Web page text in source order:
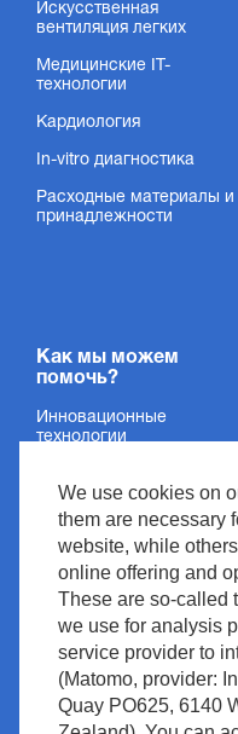
We use cookies on
them are necessary
website, while
online offering and
These are so-called
we use for analysis
service provider to
(Matomo, provider:
Quay PO625, 6140
Искусственная
вентиляция легких
Медицинские IT-
технологии
Кардиология
In-vitro диагностика
Расходные материалы и
принадлежности
Как мы можем
помочь?
Инновационные
технологии
Поддержка
Новости и события
Медиацентр
Контакт